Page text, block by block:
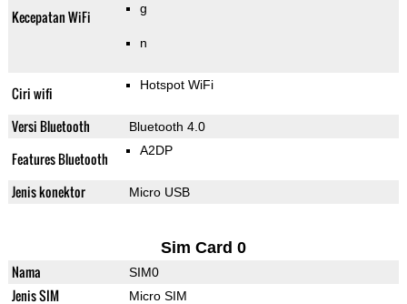
Kecepatan WiFi g
n
Ciri wifi Hotspot WiFi
Versi Bluetooth Bluetooth 4.0
Features Bluetooth A2DP
Jenis konektor Micro USB
Sim Card 0
Nama SIM0
Jenis SIM Micro SIM